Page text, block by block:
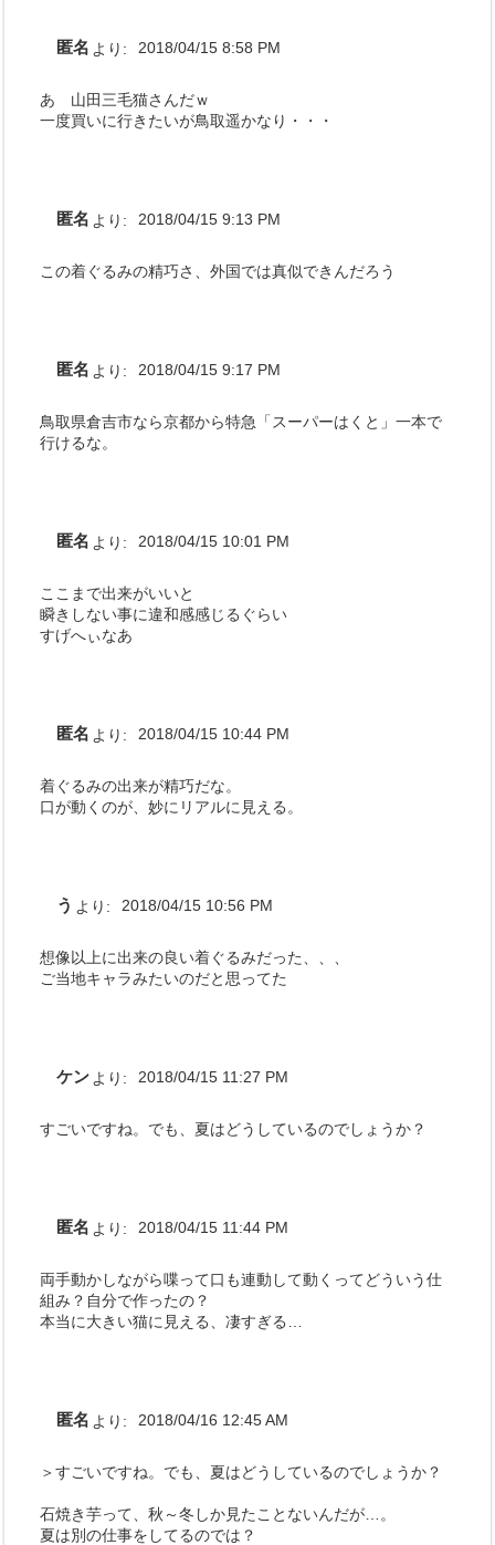
匿名 より: 2018/04/15 8:58 PM
あ 山田三毛猫さんだｗ
一度買いに行きたいが鳥取遥かなり・・・
匿名 より: 2018/04/15 9:13 PM
この着ぐるみの精巧さ、外国では真似できんだろう
匿名 より: 2018/04/15 9:17 PM
鳥取県倉吉市なら京都から特急「スーパーはくと」一本で
行けるな。
匿名 より: 2018/04/15 10:01 PM
ここまで出来がいいと
瞬きしない事に違和感感じるぐらい
すげへぃなあ
匿名 より: 2018/04/15 10:44 PM
着ぐるみの出来が精巧だな。
口が動くのが、妙にリアルに見える。
う より: 2018/04/15 10:56 PM
想像以上に出来の良い着ぐるみだった、、、
ご当地キャラみたいのだと思ってた
ケン より: 2018/04/15 11:27 PM
すごいですね。でも、夏はどうしているのでしょうか？
匿名 より: 2018/04/15 11:44 PM
両手動かしながら喋って口も連動して動くってどういう仕
組み？自分で作ったの？
本当に大きい猫に見える、凄すぎる…
匿名 より: 2018/04/16 12:45 AM
＞すごいですね。でも、夏はどうしているのでしょうか？
石焼き芋って、秋～冬しか見たことないんだが…。
夏は別の仕事をしてるのでは？